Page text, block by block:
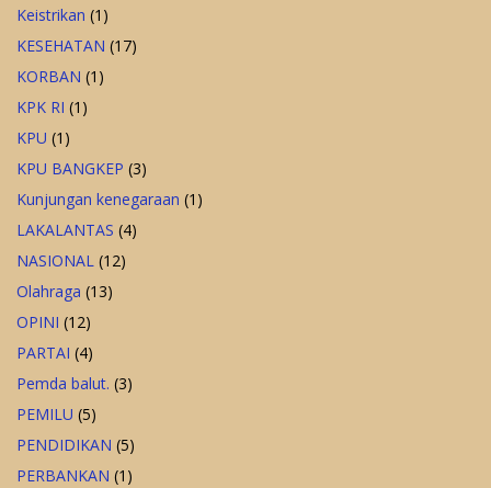
Keistrikan (1)
KESEHATAN (17)
KORBAN (1)
KPK RI (1)
KPU (1)
KPU BANGKEP (3)
Kunjungan kenegaraan (1)
LAKALANTAS (4)
NASIONAL (12)
Olahraga (13)
OPINI (12)
PARTAI (4)
Pemda balut. (3)
PEMILU (5)
PENDIDIKAN (5)
PERBANKAN (1)